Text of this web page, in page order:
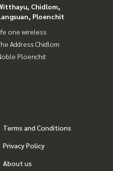
Chidlom,
Ploenchit
one wireless
Address Chidlom
Ploenchit
Terms and Conditions
Privacy Policy
About us